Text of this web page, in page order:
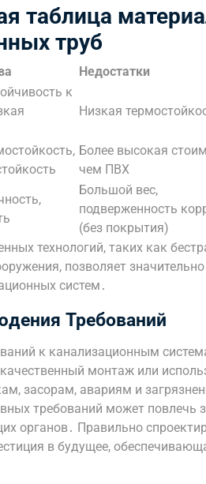
таблица
труб
Недостатки
к
Низкая
Более высокая
чем ПВХ
Большой вес,
подверженность
(без покрытия)
технологий, таких как
позволяет
систем․
Требований
к канализационным
монтаж или
засорам, авариям и
требований может повлечь
органов․ Правильно
в будущее,